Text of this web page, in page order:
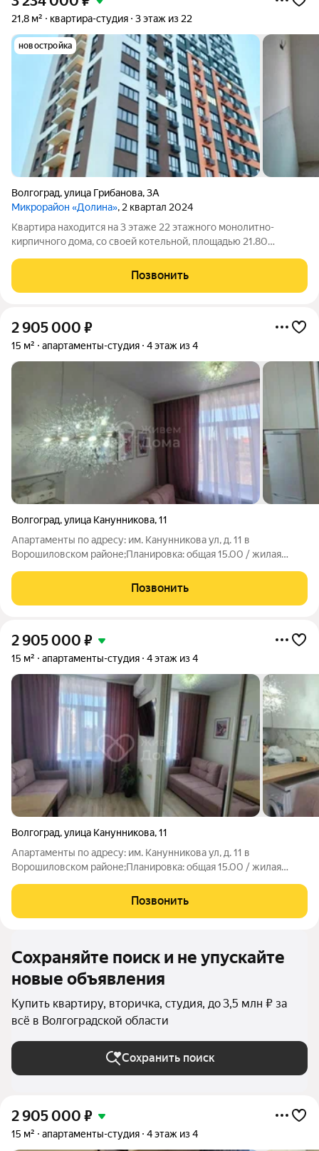
21,8 м² квартира-студия 3 этаж из 22
новостройка
Волгоград,улица Грибанова,3А
Микрорайон «Долина», 2 квартал 2024
Квартира находится на 3 этаже 22 этажного монолитно-
кирпичного дома, со своей котельной, площадью 21.80
кaчecтвeнная электрика , стены оштукатурены под маячок и
готoвы к пoклeйке обоeв, в вaнной к
Позвонить
2 905 000 ₽
15 м² апартаменты-студия 4 этаж из 4
Волгоград,улица Канунникова,11
Апартаменты по адресу: им. Канунникова ул, д. 11 в
Ворошиловском районе;Планировка: общая 15.00 / жилая
потолки. Пластиковые окна. На полу ламинат.Квартира не
угловая, окна выходят на
Позвонить
2 905 000 ₽
15 м² апартаменты-студия 4 этаж из 4
Волгоград,улица Канунникова,11
Апартаменты по адресу: им. Канунникова ул, д. 11 в
Ворошиловском районе;Планировка: общая 15.00 / жилая
потолки. Пластиковые окна. На полу ламинат.При продаже
остается: встроенная
Позвонить
Сохраняйте поиск и не упускайте
новые объявления
Купить квартиру, вторичка, студия, до 3,5 млн ₽ за
всё в Волгоградской области
Сохранить поиск
2 905 000 ₽
15 м² апартаменты-студия 4 этаж из 4